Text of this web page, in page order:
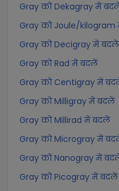
Gray को Dekagray में
Gray को Joule/
Gray को Decigray में बदलें
Gray को Rad में बदलें
Gray को Centigray में
Gray को Milligray में बदलें
Gray को Millirad में बदलें
Gray को Microgray में
Gray को Nanogray में
Gray को Picogray में बदलें